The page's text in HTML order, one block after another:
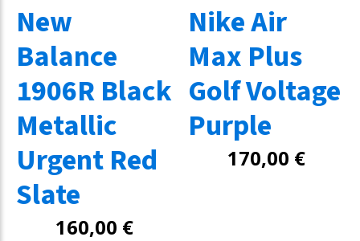
New
Balance
1906R Black
Metallic
Urgent Red
Slate
160,00 €
Nike Air
Max Plus
Golf Voltage
Purple
170,00 €